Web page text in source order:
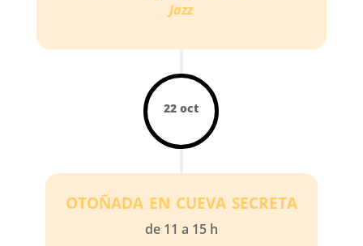
Jazz
22 oct
otoñada en cueva secreta
de 11 a 15 h